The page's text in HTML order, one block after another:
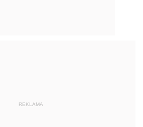
REKLAMA